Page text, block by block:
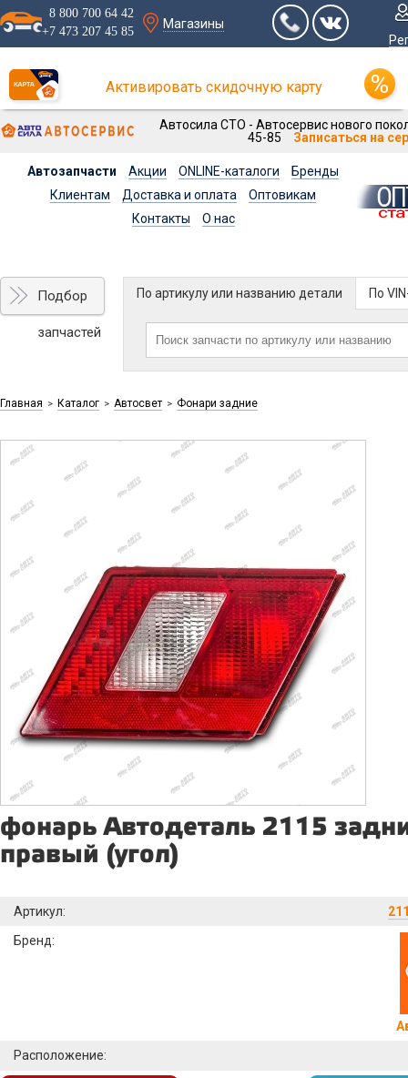
8 800 700 64 42
+7 473 207 45 85
Магазины
Активировать скидочную карту
Автосила СТО - Автосервис нового
45-85
Записаться на
Автозапчасти Акции ONLINE-каталоги
Бренды
Клиентам
Доставка и оплата
Оптовикам
Контакты
О нас
Подбор
запчастей
По артикулу или названию детали По
Главная > Каталог > Автосвет > Фонари задние
фонарь Автодеталь 2115
правый (угол)
Артикул:
Бренд:
Расположение: